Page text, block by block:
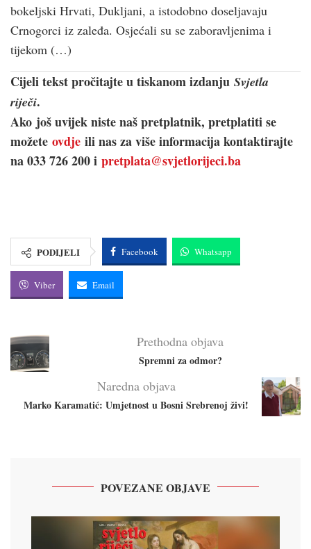
bokeljski Hrvati, Dukljani, a istodobno doseljavaju
Crnogorci iz zaleđa. Osjećali su se zaboravljenima i
tijekom (…)
Cijeli tekst pročitajte u tiskanom izdanju Svjetla
riječi.
Ako još uvijek niste naš pretplatnik, pretplatiti se
možete ovdje ili nas za više informacija kontaktirajte
na 033 726 200 i pretplata@svjetlorijeci.ba
PODIJELI Facebook Whatsapp
Viber Email
Prethodna objava
Spremni za odmor?
Naredna objava
Marko Karamatić: Umjetnost u Bosni Srebrenoj živi!
POVEZANE OBJAVE